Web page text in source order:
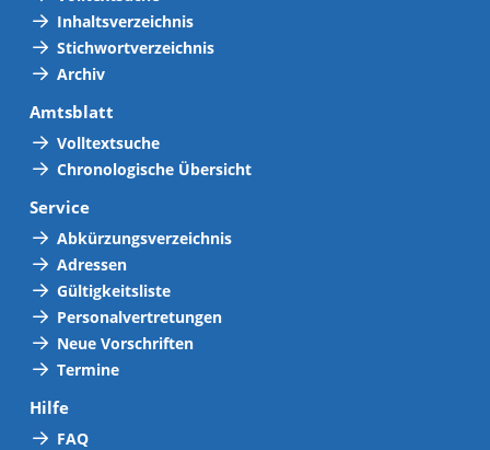
Inhaltsverzeichnis
Stichwortverzeichnis
Archiv
Amtsblatt
Volltextsuche
Chronologische Übersicht
Service
Abkürzungsverzeichnis
Adressen
Gültigkeitsliste
Personalvertretungen
Neue Vorschriften
Termine
Hilfe
FAQ